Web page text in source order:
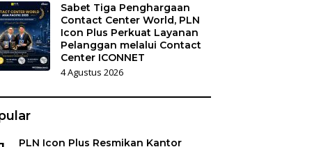
Sabet Tiga Penghargaan
Contact Center World, PLN
Icon Plus Perkuat Layanan
Pelanggan melalui Contact
Center ICONNET
4 Agustus 2026
PLN Icon Plus Resmikan Kantor